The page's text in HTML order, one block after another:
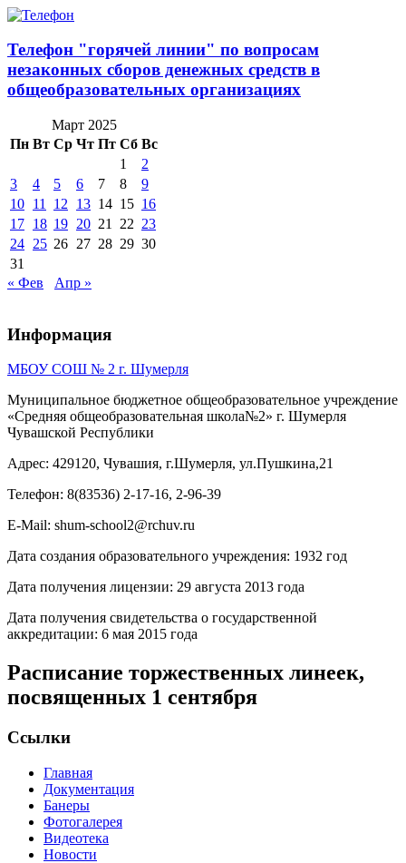
Телефон "горячей линии" по вопросам
незаконных сборов денежных средств в
общеобразовательных организациях
Март 2025
Пн Вт Ср Чт Пт Сб Вс
1
2
3
4 5 6 7 8
9
10 11 12 13 14 15 16
17 18 19 20 21 22 23
24 25 26 27 28 29 30
31
« Фев
Апр »
Информация
МБОУ СОШ № 2 г. Шумерля
Муниципальное бюджетное общеобразовательное учреждение
«Средняя общеобразовательная школа№2» г. Шумерля
Чувашской Республики
Адрес: 429120, Чувашия, г.Шумерля, ул.Пушкина,21
Телефон: 8(83536) 2-17-16, 2-96-39
E-Mail: shum-school2@rchuv.ru
Дата создания образовательного учреждения: 1932 год
Дата получения лицензии: 29 августа 2013 года
Дата получения свидетельства о государственной
аккредитации: 6 мая 2015 года
Расписание торжественных линеек,
посвященных 1 сентября
Ссылки
Главная
Документация
Банеры
Фотогалерея
Видеотека
Новости